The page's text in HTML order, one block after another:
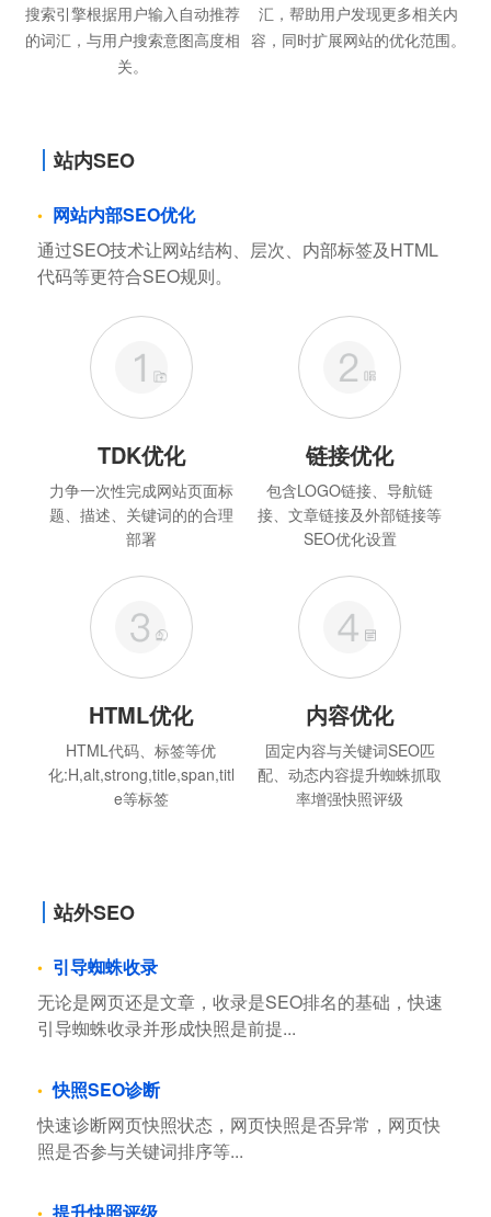
搜索引擎根据用户输入自动推荐
的词汇，与用户搜索意图高度相
关。
汇，帮助用户发现更多相关内
容，同时扩展网站的优化范围。
站内SEO
网站内部SEO优化
通过SEO技术让网站结构、层次、内部标签及HTML
代码等更符合SEO规则。
TDK优化
力争一次性完成网站页面标
题、描述、关键词的的合理
部署
链接优化
包含LOGO链接、导航链
接、文章链接及外部链接等
SEO优化设置
HTML优化
HTML代码、标签等优
化:H,alt,strong,title,span,titl
e等标签
内容优化
固定内容与关键词SEO匹
配、动态内容提升蜘蛛抓取
率增强快照评级
站外SEO
引导蜘蛛收录
无论是网页还是文章，收录是SEO排名的基础，快速
引导蜘蛛收录并形成快照是前提...
快照SEO诊断
快速诊断网页快照状态，网页快照是否异常，网页快
照是否参与关键词排序等...